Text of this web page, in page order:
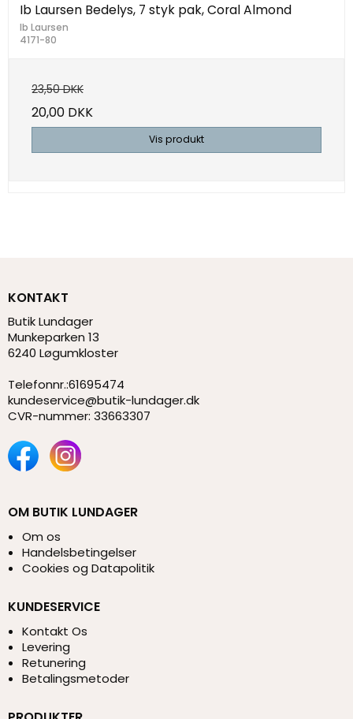
Ib Laursen Bedelys, 7 styk pak, Coral Almond
Ib Laursen
4171-80
23,50 DKK
20,00 DKK
Vis produkt
KONTAKT
Butik Lundager
Munkeparken 13
6240 Løgumkloster
Telefonnr.:61695474
kundeservice@butik-lundager.dk
CVR-nummer: 33663307
OM BUTIK LUNDAGER
Om os
Handelsbetingelser
Cookies og Datapolitik
KUNDESERVICE
Kontakt Os
Levering
Retunering
Betalingsmetoder